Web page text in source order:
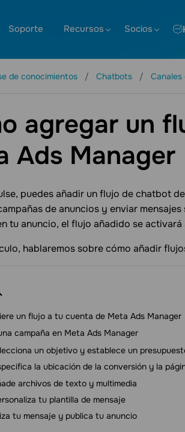
Soporte Recursos Socios
de conocimientos Chatbots
agregar un
Ads Manager
puedes añadir un flujo de chatbot
de anuncios y enviar
tu anuncio, el flujo añadido se
hablaremos sobre cómo añadir
un flujo a tu cuenta de Meta Ads Manager
campaña en Meta Ads Manager
un objetivo y establece un
la ubicación de la conversión y la
archivos de texto y multimedia
tu plantilla de mensaje
tu mensaje y publica tu anuncio